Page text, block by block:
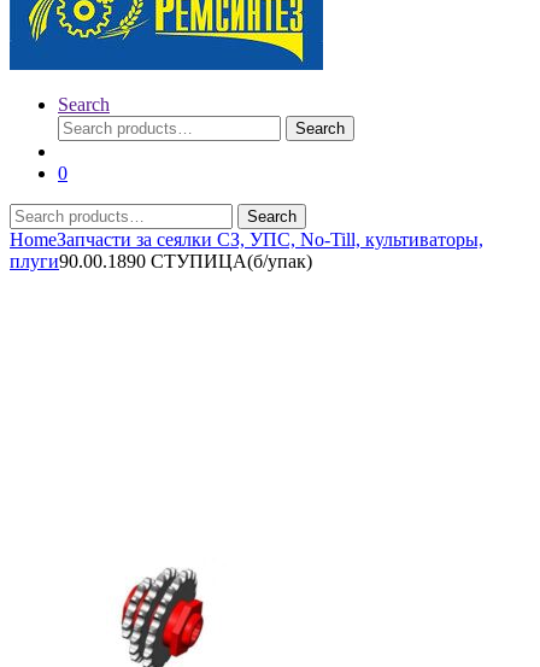
Search
Search
for:
Search
0
Search
for:
Search
HomeЗапчасти за сеялки СЗ, УПС, No-Till, культиваторы,
плуги90.00.1890 СТУПИЦА(б/упак)